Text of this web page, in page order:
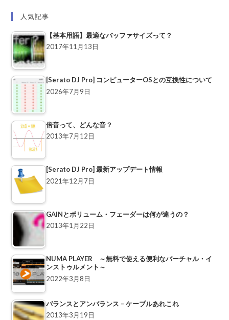
人気記事
【基本用語】最適なバッファサイズって？
2017年11月13日
[Serato DJ Pro] コンピューターOSとの互換性について
2026年7月9日
倍音って、どんな音？
2013年7月12日
[Serato DJ Pro] 最新アップデート情報
2021年12月7日
GAINとボリューム・フェーダーは何が違うの？
2013年1月22日
NUMA PLAYER ～無料で使える便利なバーチャル・イ
ンストゥルメント～
2022年3月8日
バランスとアンバランス – ケーブルあれこれ
2013年3月19日